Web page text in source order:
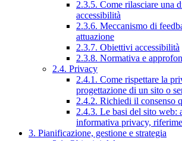
2.3.5. Come rilasciare una
accessibilità
2.3.6. Meccanismo di
attuazione
2.3.7. Obiettivi accessibilità
2.3.8. Normativa e
2.4. Privacy
2.4.1. Come rispettare la
progettazione di un sito o
2.4.2. Richiedi il consenso
2.4.3. Le basi del sito web:
informativa privacy,
3. Pianificazione, gestione e strategia